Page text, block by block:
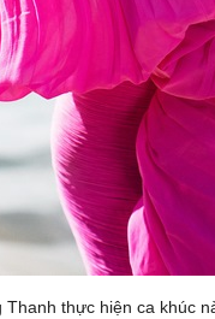
thực hiện ca khúc